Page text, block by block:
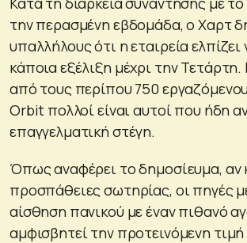
την περασμένη εβδομάδα, ο Χαρτ
υπαλλήλους ότι η εταιρεία ελπίζει
κάποια εξέλιξη μέχρι την
από τους περίπου 750
Orbit πολλοί είναι αυτοί που ήδη
επαγγελματική στέγη.
Όπως αναφέρει το δημοσίευμα, αν
προσπάθειες σωτηρίας, οι πηγές
αίσθηση πανικού με έναν πιθανό
αμφισβητεί την προτεινόμενη